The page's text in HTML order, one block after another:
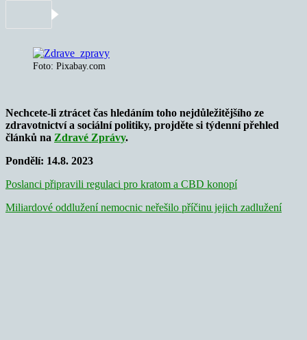
Foto: Pixabay.com
Nechcete-li ztrácet čas hledáním toho nejdůležitějšího ze
zdravotnictví a sociální politiky, projděte si týdenní přehled
článků na Zdravé Zprávy.
Pondělí: 14.8. 2023
Poslanci připravili regulaci pro kratom a CBD konopí
Miliardové oddlužení nemocnic neřešilo příčinu jejich zadlužení